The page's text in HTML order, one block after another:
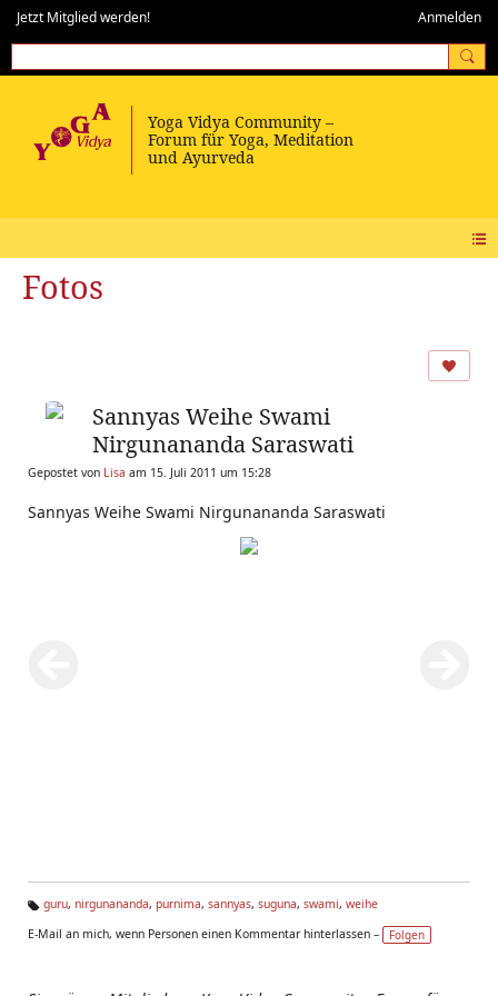
Jetzt Mitglied werden! Anmelden
Fotos
Sannyas Weihe Swami
Nirgunananda Saraswati
Gepostet von Lisa am 15. Juli 2011 um 15:28
Sannyas Weihe Swami Nirgunananda Saraswati
g
guru, nirgunananda, purnima, sannyas, suguna, swami, weihe
E-Mail an mich, wenn Personen einen Kommentar hinterlassen –
Folgen